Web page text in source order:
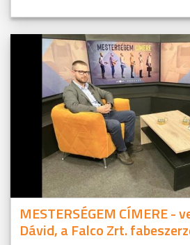
MESTERSÉGEM CÍMERE -
Dávid, a Falco Zrt.